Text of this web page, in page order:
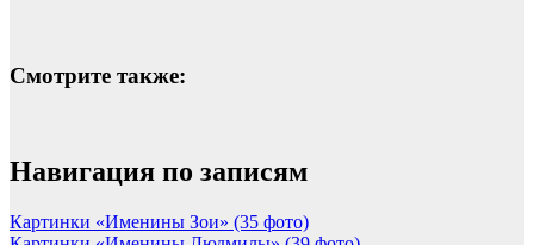
Смотрите также:
Навигация по записям
Картинки «Именины Зои» (35 фото)